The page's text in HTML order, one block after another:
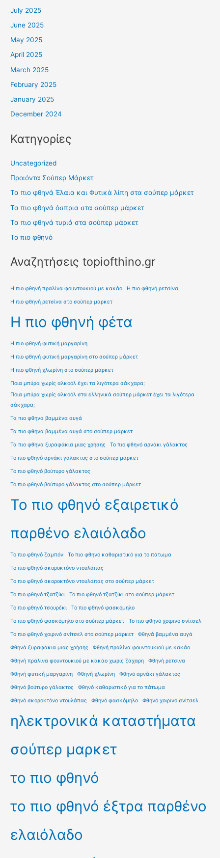
July 2025
June 2025
May 2025
April 2025
March 2025
February 2025
January 2025
December 2024
Κατηγορίες
Uncategorized
Προιόντα Σούπερ Μάρκετ
Τα πιο φθηνά Έλαια και Φυτικά λίπη στα σούπερ μάρκετ
Τα πιο φθηνά όσπρια στα σούπερ μάρκετ
Τα πιο φθηνά τυριά στα σούπερ μάρκετ
Το πιο φθηνό
Αναζητήσεις topiofthino.gr
Η πιο φθηνή πραλίνα φουντουκιού με κακάο Η πιο φθηνή ρετσίνα
Η πιο φθηνή ρετσίνα στο σούπερ μάρκετ
Η πιο φθηνή φέτα
Η πιο φθηνή φυτική μαργαρίνη
Η πιο φθηνή φυτική μαργαρίνη στο σούπερ μάρκετ
Η πιο φθηνή χλωρίνη στο σούπερ μάρκετ
Ποια μπύρα χωρίς αλκοόλ έχει τα λιγότερα σάκχαρα;
Ποια μπύρα χωρίς αλκοόλ στα ελληνικά σούπερ μάρκετ έχει τα λιγότερα
σάκχαρα;
Τα πιο φθηνά βαμμένα αυγά
Τα πιο φθηνά βαμμένα αυγά στο σούπερ μάρκετ
Τα πιο φθηνά ξυραφάκια μιας χρήσης Το πιο φθηνό αρνάκι γάλακτος
Το πιο φθηνό αρνάκι γάλακτος στο σούπερ μάρκετ
Το πιο φθηνό βούτυρο γάλακτος
Το πιο φθηνό βούτυρο γάλακτος στο σούπερ μάρκετ
Το πιο φθηνό εξαιρετικό
παρθένο ελαιόλαδο
Το πιο φθηνό ζαμπόν Το πιο φθηνό καθαριστικό για το πάτωμα
Το πιο φθηνό σκοροκτόνο ντουλάπας
Το πιο φθηνό σκοροκτόνο ντουλάπας στο σούπερ μάρκετ
Το πιο φθηνό τζατζίκι Το πιο φθηνό τζατζίκι στο σούπερ μάρκετ
Το πιο φθηνό τσουρέκι Το πιο φθηνό φασκόμηλο
Το πιο φθηνό φασκόμηλο στο σούπερ μάρκετ Το πιο φθηνό χοιρινό σνίτσελ
Το πιο φθηνό χοιρινό σνίτσελ στο σούπερ μάρκετ Φθηνά βαμμένα αυγά
Φθηνά ξυραφάκια μιας χρήσης Φθηνή πραλίνα φουντουκιού με κακάο
Φθηνή πραλίνα φουντουκιού με κακάο χωρίς ζάχαρη Φθηνή ρετσίνα
Φθηνή φυτική μαργαρίνη Φθηνή χλωρίνη Φθηνό αρνάκι γάλακτος
Φθηνό βούτυρο γάλακτος Φθηνό καθαριστικό για το πάτωμα
Φθηνό σκοροκτόνο ντουλάπας Φθηνό φασκόμηλο Φθηνό χοιρινό σνίτσελ
ηλεκτρονικά καταστήματα
σούπερ μαρκετ
το πιο φθηνό
το πιο φθηνό έξτρα παρθένο
ελαιόλαδο